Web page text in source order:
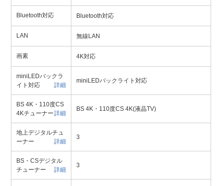
Bluetooth対応 Bluetooth対応
LAN 無線LAN
画素 4K対応
miniLEDバックラ
イト対応
詳細
miniLEDバックライト対応
BS 4K・110度CS
4Kチューナー詳細
BS 4K・110度CS 4K(液晶TV)
地上デジタルチュ
ーナー
詳細
3
BS・CSデジタル
チューナー
詳細
3